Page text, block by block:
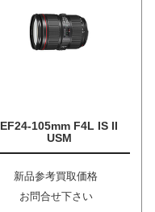
EF24-105mm F4L IS II
USM
新品参考買取価格
お問合せ下さい